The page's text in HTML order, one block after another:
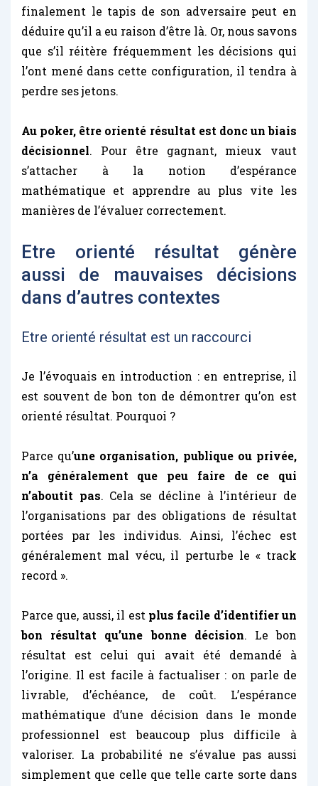
finalement le tapis de son adversaire peut en
déduire qu’il a eu raison d’être là. Or, nous savons
que s’il réitère fréquemment les décisions qui
l’ont mené dans cette configuration, il tendra à
perdre ses jetons.
Au poker, être orienté résultat est donc un biais
décisionnel. Pour être gagnant, mieux vaut
s’attacher à la notion d’espérance
mathématique et apprendre au plus vite les
manières de l’évaluer correctement.
Etre orienté résultat génère
aussi de mauvaises décisions
dans d’autres contextes
Etre orienté résultat est un raccourci
Je l’évoquais en introduction : en entreprise, il
est souvent de bon ton de démontrer qu’on est
orienté résultat. Pourquoi ?
Parce qu’une organisation, publique ou privée,
n’a généralement que peu faire de ce qui
n’aboutit pas. Cela se décline à l’intérieur de
l’organisations par des obligations de résultat
portées par les individus. Ainsi, l’échec est
généralement mal vécu, il perturbe le « track
record ».
Parce que, aussi, il est plus facile d’identifier un
bon résultat qu’une bonne décision. Le bon
résultat est celui qui avait été demandé à
l’origine. Il est facile à factualiser : on parle de
livrable, d’échéance, de coût. L’espérance
mathématique d’une décision dans le monde
professionnel est beaucoup plus difficile à
valoriser. La probabilité ne s’évalue pas aussi
simplement que celle que telle carte sorte dans